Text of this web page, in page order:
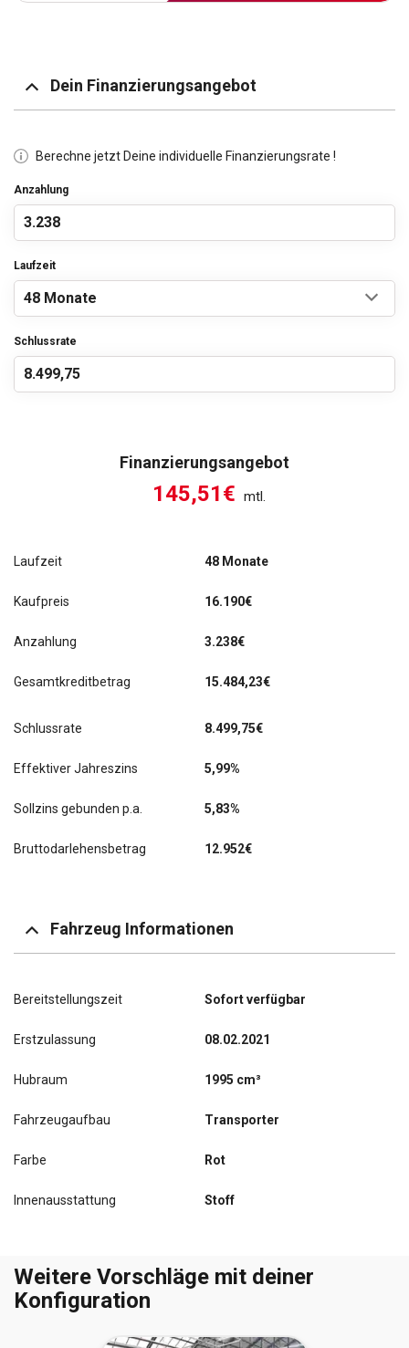
Dein Finanzierungsangebot
Berechne jetzt Deine individuelle Finanzierungsrate !
Anzahlung
Laufzeit
Schlussrate
Finanzierungsangebot
145,51€ mtl.
Laufzeit 48 Monate
Kaufpreis 16.190€
Anzahlung 3.238€
Gesamtkreditbetrag 15.484,23€
Schlussrate 8.499,75€
Effektiver Jahreszins 5,99%
Sollzins gebunden p.a. 5,83%
Bruttodarlehensbetrag 12.952€
Fahrzeug Informationen
Bereitstellungszeit Sofort verfügbar
Erstzulassung 08.02.2021
Hubraum 1995 cm³
Fahrzeugaufbau Transporter
Farbe Rot
Innenausstattung Stoff
Weitere Vorschläge mit deiner
Konfiguration